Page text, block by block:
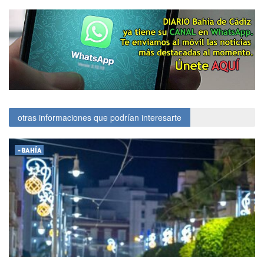
otras informaciones que podrían interesarte
-BAHÍA